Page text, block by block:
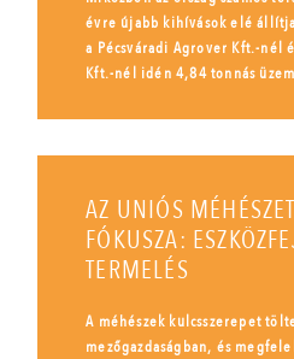
évre újabb kihívások elé
a Pécsváradi Agrover Kft.-nél
Kft.-nél idén 4,84 tonnás
AZ UNIÓS
FÓKUSZA:
TERMELÉS
A méhészek kulcsszerepet
mezőgazdaságban, és